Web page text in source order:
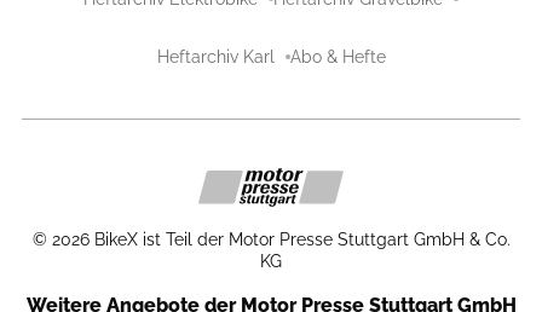
Heftarchiv Karl Abo & Hefte
© 2026 BikeX ist Teil der Motor Presse Stuttgart GmbH & Co.
KG
Weitere Angebote der Motor Presse Stuttgart GmbH